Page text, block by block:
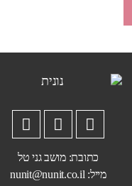
כתובת: מושב גני טל
מייל: nunit@nunit.co.il